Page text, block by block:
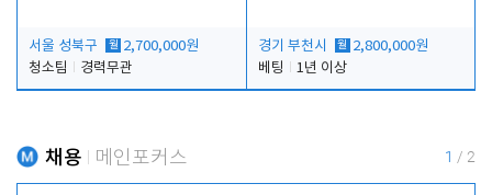
서울 성북구 월 2,700,000원
청소팀
경력무관
경기 부천시 월 2,800,000원
베팅
1년 이상
채용 메인포커스 1 / 2